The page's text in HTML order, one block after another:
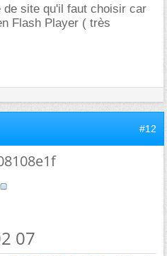
site qu'il faut choisir car
Flash Player ( très
#12
07